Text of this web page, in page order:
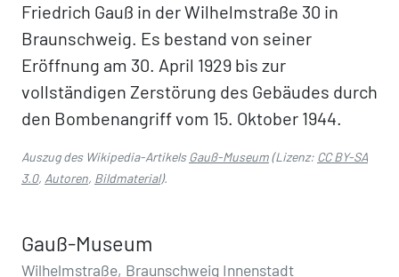
Friedrich Gauß in der Wilhelmstraße 30 in
Braunschweig. Es bestand von seiner
Eröffnung am 30. April 1929 bis zur
vollständigen Zerstörung des Gebäudes durch
den Bombenangriff vom 15. Oktober 1944.
Auszug des Wikipedia-ArtikelsGauß-Museum(Lizenz: CC BY-SA
3.0, Autoren, Bildmaterial).
Gauß-Museum
Wilhelmstraße, Braunschweig Innenstadt